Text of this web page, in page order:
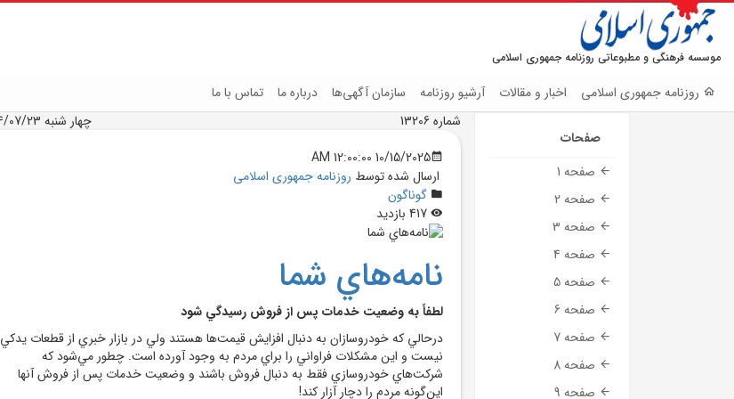
موسسه فرهنگی و مطبوعاتی روزنامه جمهوری اسلامی
روزنامه جمهوری اسلامی اخبار و مقالات آرشیو روزنامه سازمان آگهی‌ها درباره ما تماس با ما
صفحات
صفحه 1
صفحه 2
صفحه 3
صفحه 4
صفحه 5
صفحه 6
صفحه 7
صفحه 8
صفحه 9
شماره 13206
چهار شنبه 1404/07/23
10/15/2025 12:00:00 AM
ارسال شده توسط روزنامه جمهوری اسلامی
گوناگون
نامه‌هاي شما
لطفاً به وضعيت خدمات پس از فروش رسيدگي شود
درحالي که خودروسازان به دنبال افزايش قيمت‌ها هستند ولي در بازار خبري از قطعات يدکي
نيست و اين مشکلات فراواني را براي مردم به وجود آورده است. چطور مي‌شود که
شرکت‌هاي خودروسازي فقط به دنبال فروش باشند و وضعيت خدمات پس از فروش آنها
اين‌گونه مردم را دچار آزار کند!